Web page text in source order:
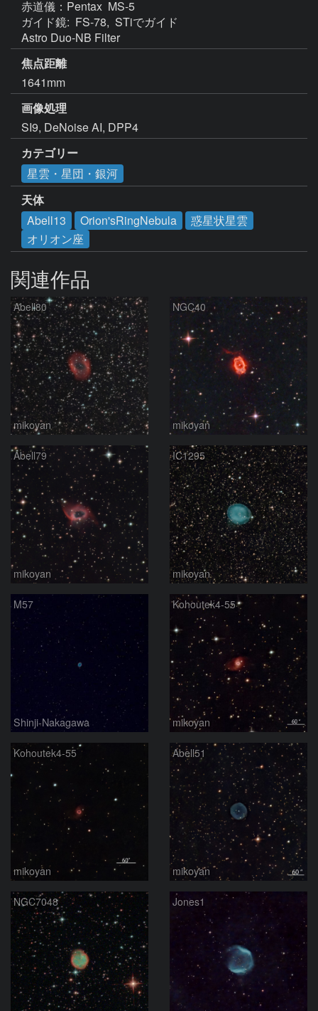
赤道儀：Pentax  MS-5
ガイド鏡:  FS-78,  STiでガイド
Astro Duo-NB Filter
焦点距離
1641mm
画像処理
SI9, DeNoise AI, DPP4
カテゴリー
星雲・星団・銀河
天体
Abell13
Orion'sRingNebula
惑星状星雲
オリオン座
関連作品
Abell80
mikoyan
NGC40
mikoyan
Abell79
mikoyan
IC1295
mikoyan
M57
Shinji-Nakagawa
Kohoutek4-55
mikoyan
Kohoutek4-55
mikoyan
Abell51
mikoyan
NGC7048 Jones1